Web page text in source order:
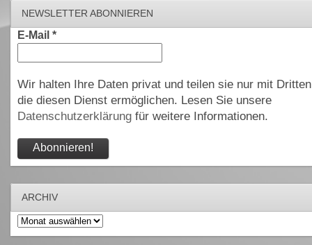
NEWSLETTER ABONNIEREN
E-Mail *
Wir halten Ihre Daten privat und teilen sie nur mit
die diesen Dienst ermöglichen. Lesen Sie unsere
Datenschutzerklärungfür weitere Informationen.
ARCHIV
Archiv